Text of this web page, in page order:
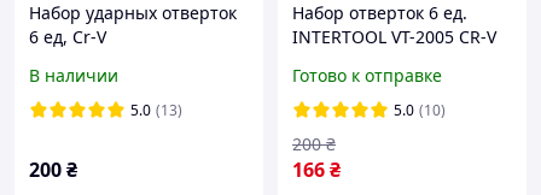
Набор ударных отверток
6 ед, Cr-V
В наличии
5.0 (13)
200₴
Набор отверток 6 ед.
INTERTOOL VT-2005 CR-V
PH2
Готово к отправке
5.0 (10)
166₴
200 ₴